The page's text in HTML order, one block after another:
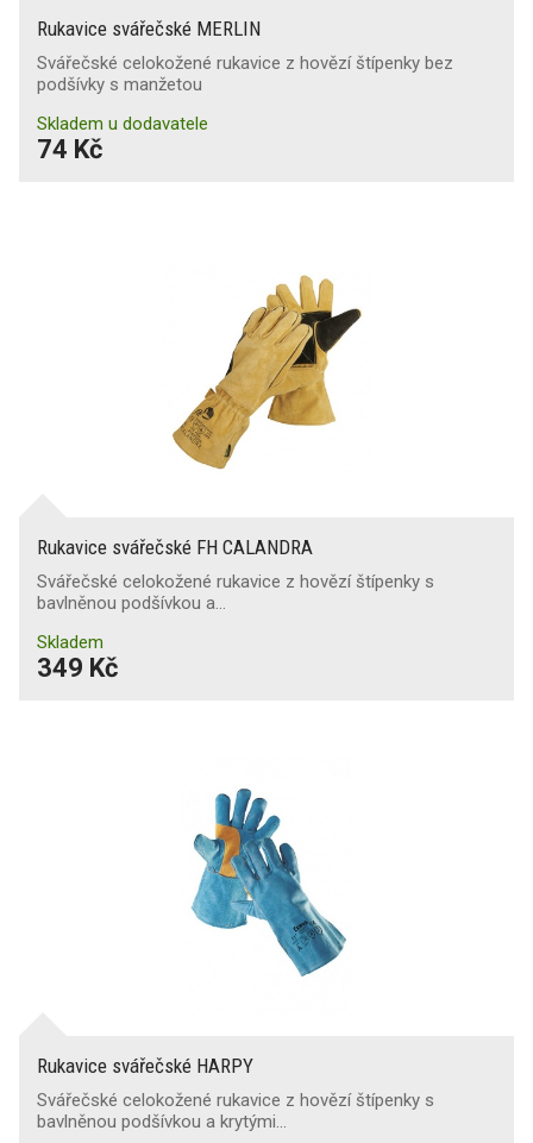
Rukavice svářečské MERLIN
Svářečské celokožené rukavice z hovězí štípenky bez
podšívky s manžetou
Skladem u dodavatele
74 Kč
Rukavice svářečské FH CALANDRA
Svářečské celokožené rukavice z hovězí štípenky s
bavlněnou podšívkou a…
Skladem
349 Kč
Rukavice svářečské HARPY
Svářečské celokožené rukavice z hovězí štípenky s
bavlněnou podšívkou a krytými…